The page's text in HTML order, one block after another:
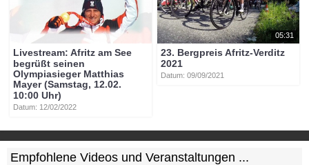
Livestream: Afritz am See
begrüßt seinen
Olympiasieger Matthias
Mayer (Samstag, 12.02.
10:00 Uhr)
Datum: 12/02/2022
05:31
23. Bergpreis Afritz-Verditz
2021
Datum: 09/09/2021
Empfohlene Videos und Veranstaltungen ...